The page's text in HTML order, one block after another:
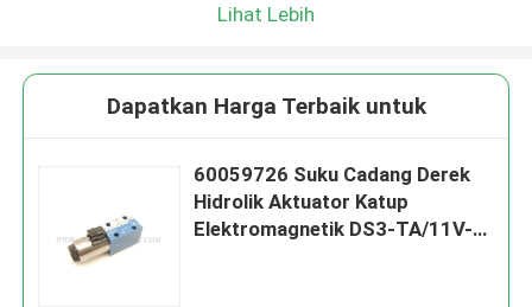
Lihat Lebih
Dapatkan Harga Terbaik untuk
60059726 Suku Cadang Derek
Hidrolik Aktuator Katup
Elektromagnetik DS3-TA/11V-